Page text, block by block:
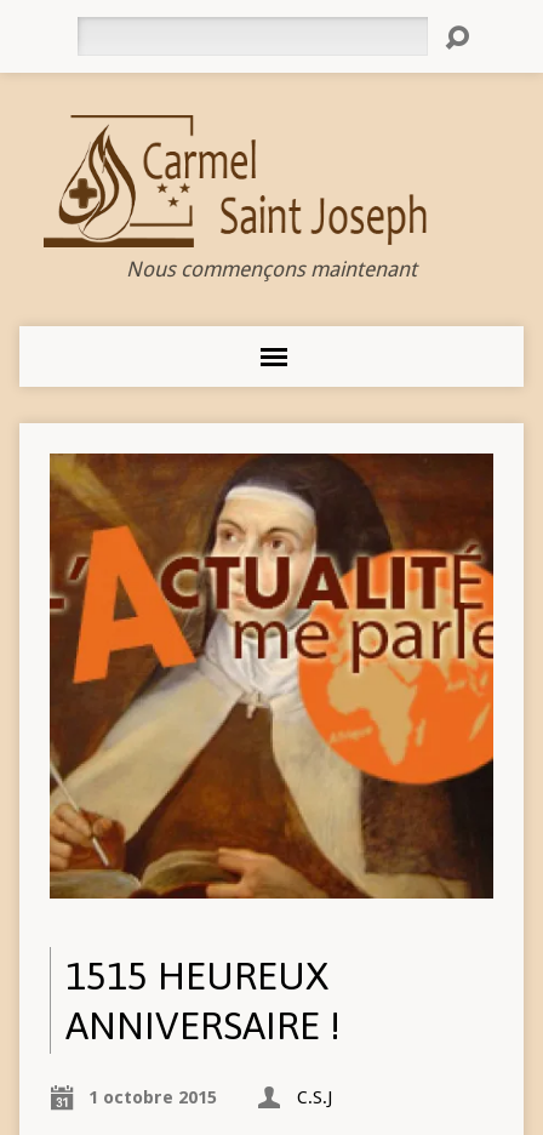
Nous commençons maintenant
1515 HEUREUX
ANNIVERSAIRE !
1 octobre 2015 C.S.J